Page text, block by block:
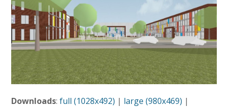
Downloads:full (1028x492) | large (980x469) |